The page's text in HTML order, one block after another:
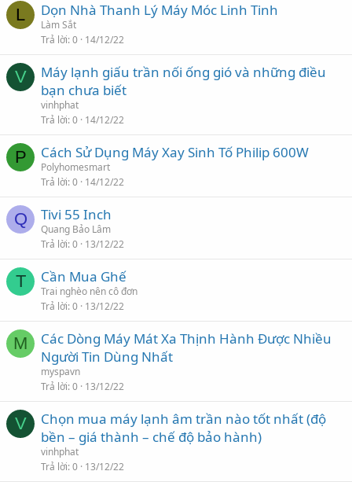
L Dọn Nhà Thanh Lý Máy Móc Linh Tinh
Làm Sắt
Trả lời 0 14/12/22
V
Máy lạnh giấu trần nối ống gió và những điều
bạn chưa biết
vinhphat
Trả lời 0 14/12/22
P Cách Sử Dụng Máy Xay Sinh Tố Philip 600W
Polyhomesmart
Trả lời 0 14/12/22
Q Tivi 55 Inch
Quang Bảo Lâm
Trả lời 0 13/12/22
T Cần Mua Ghế
Trai nghèo nên cô đơn
Trả lời 0 13/12/22
M
Các Dòng Máy Mát Xa Thịnh Hành Được Nhiều
Người Tin Dùng Nhất
myspavn
Trả lời 0 13/12/22
V
Chọn mua máy lạnh âm trần nào tốt nhất (độ
bền – giá thành – chế độ bảo hành)
vinhphat
Trả lời 0 13/12/22